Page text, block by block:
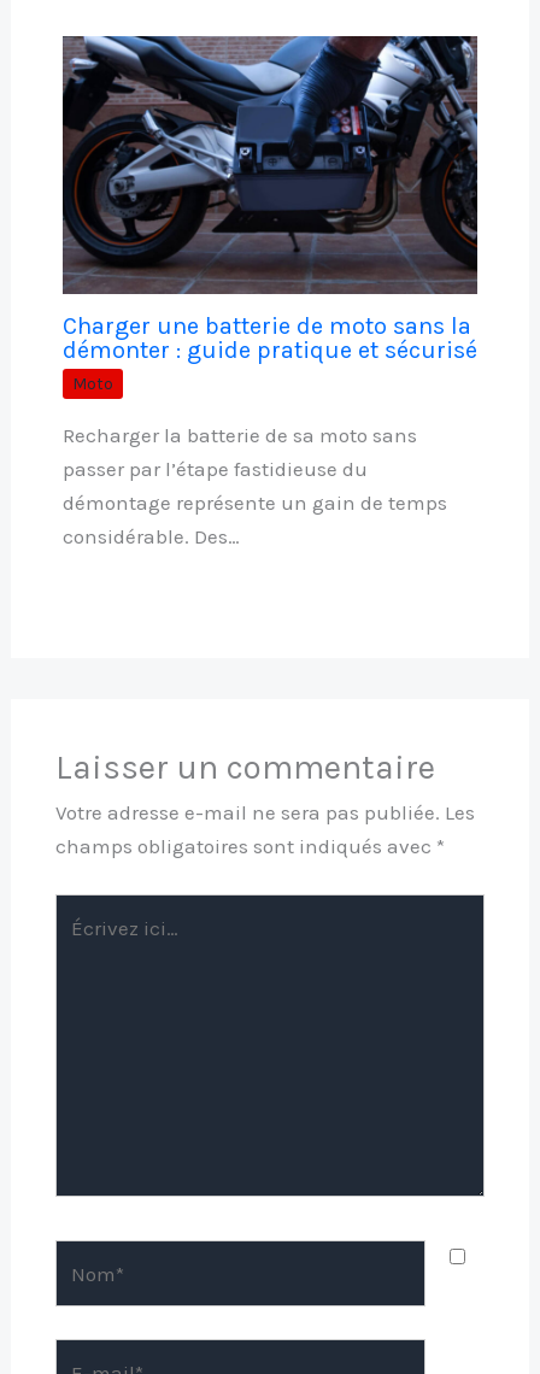
Charger une batterie de moto sans la
démonter : guide pratique et sécurisé
Moto
Recharger la batterie de sa moto sans
passer par l’étape fastidieuse du
démontage représente un gain de temps
considérable. Des…
Laisser un commentaire
Votre adresse e-mail ne sera pas publiée. Les
champs obligatoires sont indiqués avec *
ici…